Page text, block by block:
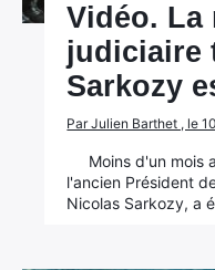
Vidéo. La
judiciaire
Sarkozy
Par Julien Barthet , le
Moins d'un mois
l'ancien Président
Nicolas Sarkozy, a